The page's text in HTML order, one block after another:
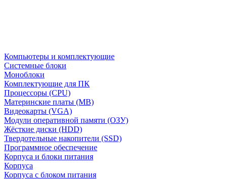
Компьютеры и комплектующие
Системные блоки
Моноблоки
Комплектующие для ПК
Процессоры (CPU)
Материнские платы (MB)
Видеокарты (VGA)
Модули оперативной памяти (ОЗУ)
Жёсткие диски (HDD)
Твердотельные накопители (SSD)
Программное обеспечение
Корпуса и блоки питания
Корпуса
Корпуса с блоком питания